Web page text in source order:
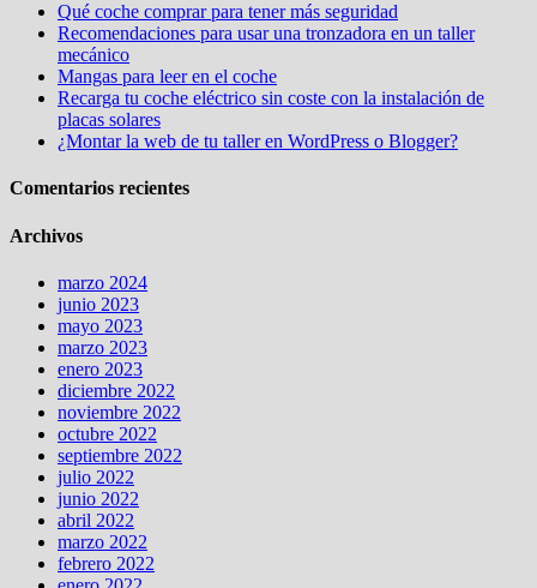
Qué coche comprar para tener más seguridad
Recomendaciones para usar una tronzadora en un taller
mecánico
Mangas para leer en el coche
Recarga tu coche eléctrico sin coste con la instalación de
placas solares
¿Montar la web de tu taller en WordPress o Blogger?
Comentarios recientes
Archivos
marzo 2024
junio 2023
mayo 2023
marzo 2023
enero 2023
diciembre 2022
noviembre 2022
octubre 2022
septiembre 2022
julio 2022
junio 2022
abril 2022
marzo 2022
febrero 2022